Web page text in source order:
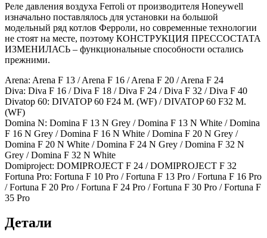
Реле давления воздуха Ferroli от производителя Honeywell
изначально поставлялось для установки на большой
модельный ряд котлов Ферроли, но современные технологии
не стоят на месте, поэтому КОНСТРУКЦИЯ ПРЕССОСТАТА
ИЗМЕНИЛАСЬ – функциональные способности остались
прежними.
Arena: Arena F 13 / Arena F 16 / Arena F 20 / Arena F 24
Diva: Diva F 16 / Diva F 18 / Diva F 24 / Diva F 32 / Diva F 40
Divatop 60: DIVATOP 60 F24 M. (WF) / DIVATOP 60 F32 M.
(WF)
Domina N: Domina F 13 N Grey / Domina F 13 N White / Domina
F 16 N Grey / Domina F 16 N White / Domina F 20 N Grey /
Domina F 20 N White / Domina F 24 N Grey / Domina F 32 N
Grey / Domina F 32 N White
Domiproject: DOMIPROJECT F 24 / DOMIPROJECT F 32
Fortuna Pro: Fortuna F 10 Pro / Fortuna F 13 Pro / Fortuna F 16 Pro
/ Fortuna F 20 Pro / Fortuna F 24 Pro / Fortuna F 30 Pro / Fortuna F
35 Pro
Детали